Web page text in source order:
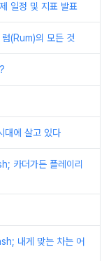
일정 및 지표 발표
(Rum)의 모든 것
대에 살고 있다
카더가든 플레이리
내게 맞는 차는 어